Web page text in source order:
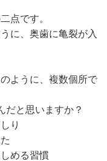
点です。
に、奥歯に亀裂が入
ように、複数個所で
と思いますか？
り
める習慣